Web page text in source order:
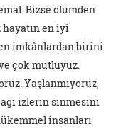
Bizse ölümden
hayatın en iyi
imkânlardan birini
çok mutluyuz.
Yaşlanmıyoruz,
izlerin sinmesini
insanları